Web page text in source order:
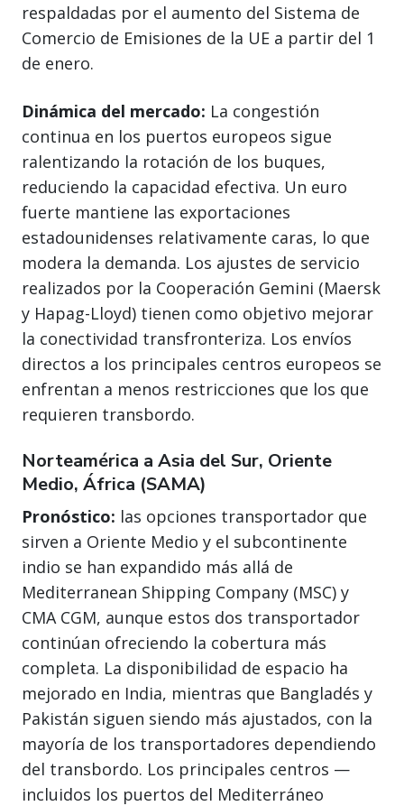
respaldadas por el aumento del Sistema de
Comercio de Emisiones de la UE a partir del 1
de enero.
Dinámica del mercado: La congestión
continua en los puertos europeos sigue
ralentizando la rotación de los buques,
reduciendo la capacidad efectiva. Un euro
fuerte mantiene las exportaciones
estadounidenses relativamente caras, lo que
modera la demanda. Los ajustes de servicio
realizados por la Cooperación Gemini (Maersk
y Hapag-Lloyd) tienen como objetivo mejorar
la conectividad transfronteriza. Los envíos
directos a los principales centros europeos se
enfrentan a menos restricciones que los que
requieren transbordo.
Norteamérica a Asia del Sur, Oriente
Medio, África (SAMA)
Pronóstico: las opciones transportador que
sirven a Oriente Medio y el subcontinente
indio se han expandido más allá de
Mediterranean Shipping Company (MSC) y
CMA CGM, aunque estos dos transportador
continúan ofreciendo la cobertura más
completa. La disponibilidad de espacio ha
mejorado en India, mientras que Bangladés y
Pakistán siguen siendo más ajustados, con la
mayoría de los transportadores dependiendo
del transbordo. Los principales centros —
incluidos los puertos del Mediterráneo